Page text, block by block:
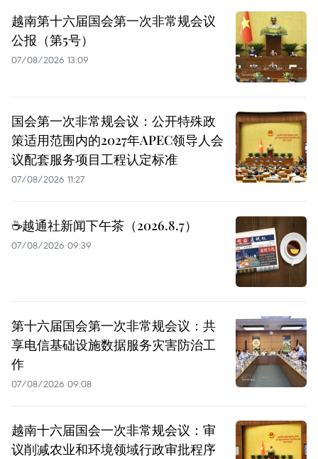
越南第十六届国会第一次非常规会议
公报（第5号）
07/08/2026 13:09
国会第一次非常规会议：公开特殊政
策适用范围内的2027年APEC领导人会
议配套服务项目工程认定标准
07/08/2026 11:27
☕️越通社新闻下午茶（2026.8.7）
07/08/2026 09:39
第十六届国会第一次非常规会议：共
享电信基础设施数据服务灾害防治工
作
07/08/2026 09:08
越南十六届国会一次非常规会议：审
议削减农业和环境领域行政审批程序